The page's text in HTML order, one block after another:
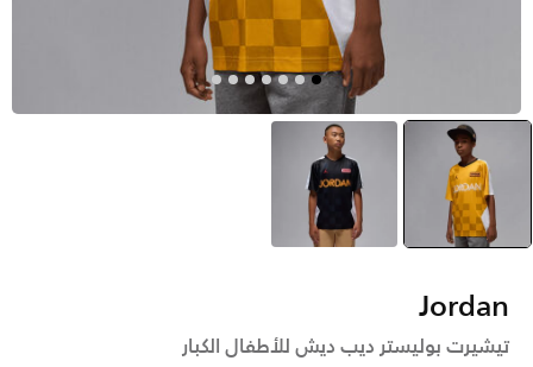
selected
أصفر أسود
Jordan
تيشيرت بوليستر ديب ديش للأطفال الكبار